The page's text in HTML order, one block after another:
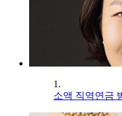
1.
소액 직역연금